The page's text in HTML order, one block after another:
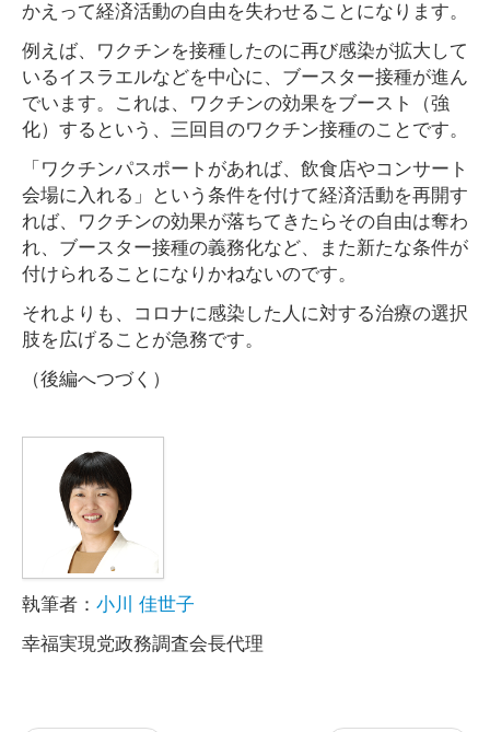
かえって経済活動の自由を失わせることになります。
例えば、ワクチンを接種したのに再び感染が拡大して
いるイスラエルなどを中心に、ブースター接種が進ん
でいます。これは、ワクチンの効果をブースト（強
化）するという、三回目のワクチン接種のことです。
「ワクチンパスポートがあれば、飲食店やコンサート
会場に入れる」という条件を付けて経済活動を再開す
れば、ワクチンの効果が落ちてきたらその自由は奪わ
れ、ブースター接種の義務化など、また新たな条件が
付けられることになりかねないのです。
それよりも、コロナに感染した人に対する治療の選択
肢を広げることが急務です。
（後編へつづく）
執筆者： 小川 佳世子
幸福実現党政務調査会長代理